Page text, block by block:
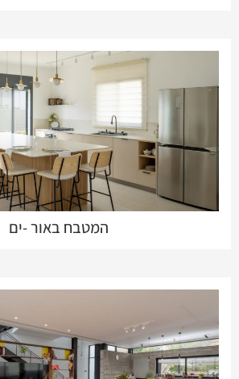
המטבח באור -ים